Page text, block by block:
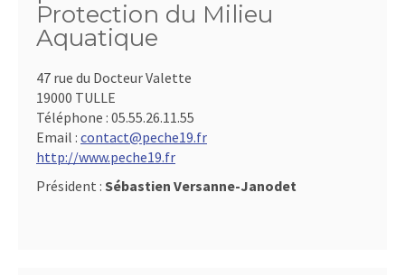
Protection du Milieu
Aquatique
47 rue du Docteur Valette
19000 TULLE
Téléphone : 05.55.26.11.55
Email : contact@peche19.fr
http://www.peche19.fr
Président : Sébastien Versanne-Janodet